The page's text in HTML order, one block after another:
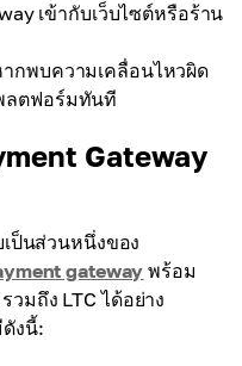
เข้ากับเว็บไซต์หรือร้าน
กพบความเคลื่อนไหวผิด
ลตฟอร์มทันที
Gateway
ป็นส่วนหนึ่งของ
gateway พร้อม
มถึง LTC ได้อย่าง
งนี้: